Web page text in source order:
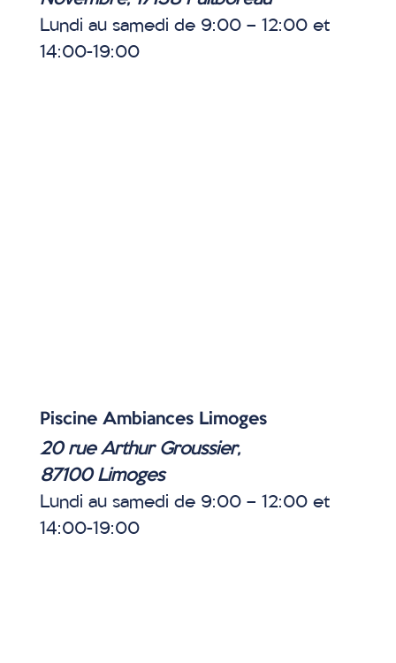
Lundi au samedi de 9:00 – 12:00 et
14:00-19:00
Piscine Ambiances Limoges
20 rue Arthur Groussier,
87100 Limoges
Lundi au samedi de 9:00 – 12:00 et
14:00-19:00